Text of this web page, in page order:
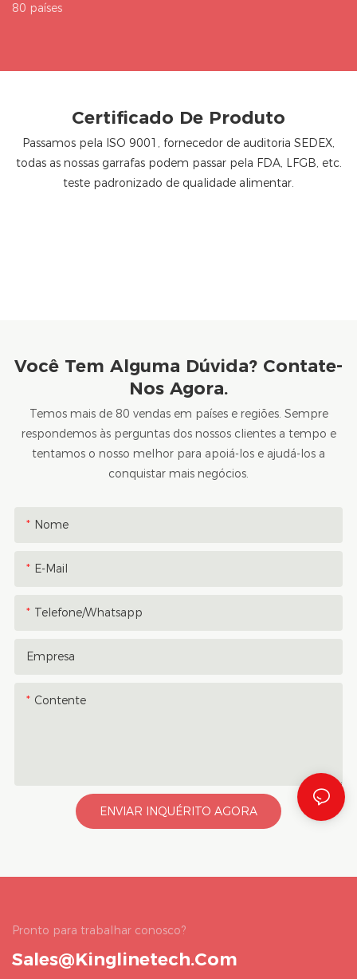
80 países
Certificado De Produto
Passamos pela ISO 9001, fornecedor de auditoria SEDEX,
todas as nossas garrafas podem passar pela FDA, LFGB, etc.
teste padronizado de qualidade alimentar.
Você Tem Alguma Dúvida? Contate-
Nos Agora.
Temos mais de 80 vendas em países e regiões. Sempre
respondemos às perguntas dos nossos clientes a tempo e
tentamos o nosso melhor para apoiá-los e ajudá-los a
conquistar mais negócios.
Nome
E-Mail
Telefone/whatsapp
Empresa
Contente
ENVIAR INQUÉRITO AGORA
Pronto para trabalhar conosco?
Sales@kinglinetech.com